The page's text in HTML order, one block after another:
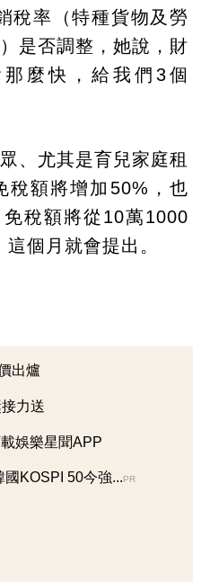
稅率（特種貨物及勞
是否調整，她說，財
麼快，給我們3個
、尤其是育兒家庭租
稅額將增加50%，也
稅額將從10萬1000
個月就會提出。
出爐
力送
娛樂星聞APP
KOSPI 50今強...PR